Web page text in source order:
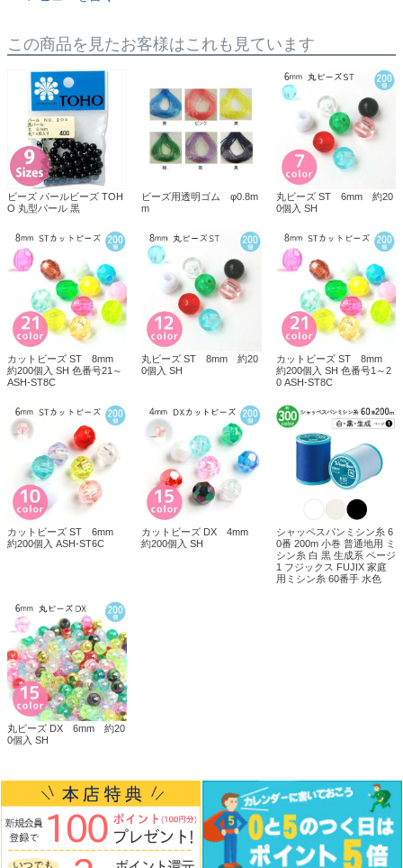
この商品を見たお客様はこれも見ています
ビーズ パールビーズ TOH
O 丸型パール 黒
ビーズ用透明ゴム φ0.8m
m
丸ビーズ ST 6mm 約20
0個入 SH
カットビーズ ST 8mm
約200個入 SH 色番号21～
ASH-ST8C
丸ビーズ ST 8mm 約20
0個入 SH
カットビーズ ST 8mm
約200個入 SH 色番号1～2
0 ASH-ST8C
カットビーズ ST 6mm
約200個入 ASH-ST6C
カットビーズ DX 4mm
約200個入 SH
シャッペスパンミシン糸 6
0番 200m 小巻 普通地用 ミ
シン糸 白 黒 生成系 ページ
1 フジックス FUJIX 家庭
用ミシン糸 60番手 水色
丸ビーズ DX 6mm 約20
0個入 SH